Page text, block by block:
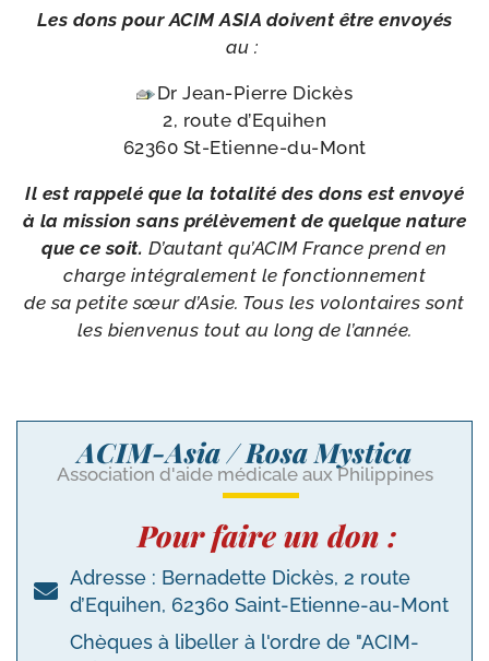
Les dons pour ACIM ASIA doivent être envoyés
au :
Dr Jean-​Pierre Dickès
2, route d’Equihen
62360 St-Etienne-du-Mont
Il est rap­pe­lé que la tota­li­té des dons est envoyé
à la mis­sion sans pré­lè­ve­ment de quelque nature
que ce soit. D’autant qu’ACIM France prend en
charge inté­gra­le­ment le fonc­tion­ne­ment
de sa petite sœur d’Asie. Tous les volon­taires sont
les bien­ve­nus tout au long de l’année.
ACIM-Asia / Rosa Mystica
Association d'aide médicale aux Philippines
Pour faire un don :
Adresse : Bernadette Dickès, 2 route
d’Equihen, 62360 Saint-Etienne-au-Mont
Chèques à libeller à l'ordre de "ACIM-